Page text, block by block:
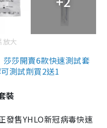
放大
莎開賣6款快速測試套
測試劑買2送1
裝
發售YHLO新冠病毒快速